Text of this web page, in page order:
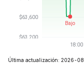
Última actualización: 2026-